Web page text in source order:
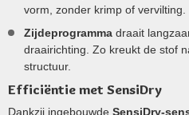
vorm, zonder krimp of vervilting.
Zijdeprogramma draait
draairichting. Zo kreukt de stof
structuur.
Efficiëntie met SensiDry
Dankzij ingebouwde SensiDry-